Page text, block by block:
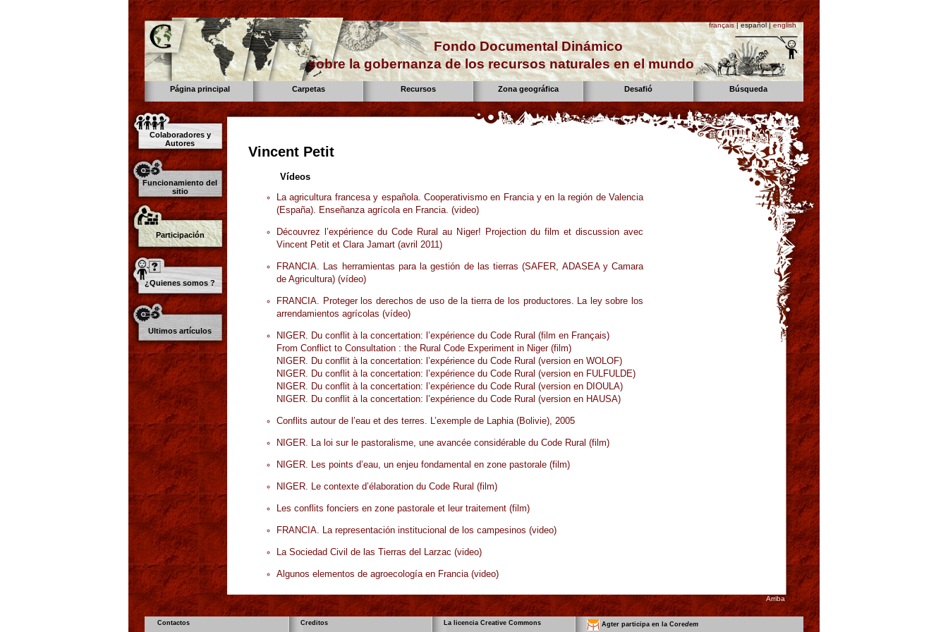
français| español |english
Fondo Documental Dinámico
sobre la gobernanza de los recursos naturales en el mundo
Página principal Carpetas Recursos Zona geográfica Desafió Búsqueda
Colaboradores y
Autores
Funcionamiento del
sitio
Participación
¿Quienes somos ?
Ultimos artículos
Vincent Petit
Vídeos
La agricultura francesa y española. Cooperativismo en Francia y en la región de Valencia
(España). Enseñanza agrícola en Francia. (video)
Découvrez l’expérience du Code Rural au Niger! Projection du film et discussion avec
Vincent Petit et Clara Jamart (avril 2011)
FRANCIA. Las herramientas para la gestión de las tierras (SAFER, ADASEA y Camara
de Agricultura) (vídeo)
FRANCIA. Proteger los derechos de uso de la tierra de los productores. La ley sobre los
arrendamientos agrícolas (vídeo)
NIGER. Du conflit à la concertation: l’expérience du Code Rural (film en Français)
From Conflict to Consultation : the Rural Code Experiment in Niger (film)
NIGER. Du conflit à la concertation: l’expérience du Code Rural (version en WOLOF)
NIGER. Du conflit à la concertation: l’expérience du Code Rural (version en FULFULDE)
NIGER. Du conflit à la concertation: l’expérience du Code Rural (version en DIOULA)
NIGER. Du conflit à la concertation: l’expérience du Code Rural (version en HAUSA)
Conflits autour de l’eau et des terres. L’exemple de Laphia (Bolivie), 2005
NIGER. La loi sur le pastoralisme, une avancée considérable du Code Rural (film)
NIGER. Les points d’eau, un enjeu fondamental en zone pastorale (film)
NIGER. Le contexte d’élaboration du Code Rural (film)
Les conflits fonciers en zone pastorale et leur traitement (film)
FRANCIA. La representación institucional de los campesinos (video)
La Sociedad Civil de las Tierras del Larzac (video)
Algunos elementos de agroecología en Francia (video)
Arriba
Contactos Creditos La licencia Creative Commons Agter participa en la Coredem